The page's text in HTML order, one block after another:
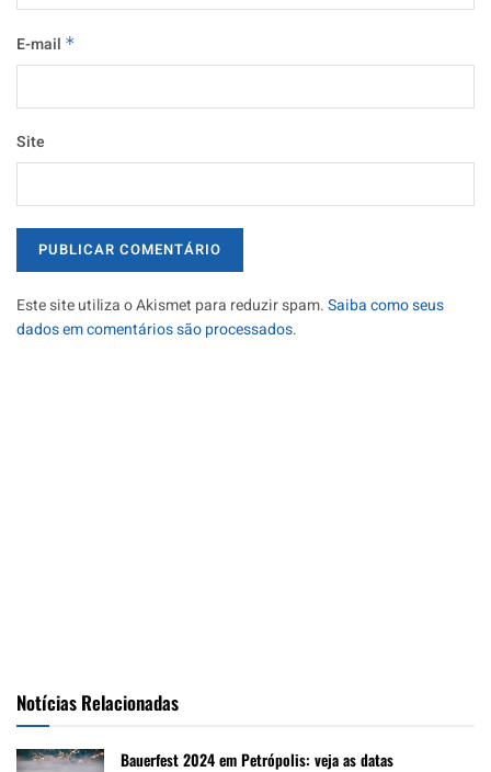
E-mail *
Site
Este site utiliza o Akismet para reduzir spam.Saiba como seus
dados em comentários são processados.
Notícias Relacionadas
Bauerfest 2024 em Petrópolis: veja as datas